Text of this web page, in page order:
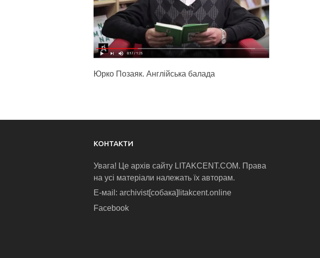
Юрко Позаяк. Англійська балада
КОНТАКТИ
Увага! Це архів сайту LITAKCENT.COM. Права
на усі матеріали належать їх авторам.
E-маіl: archivist[собака]litakcent.online
Facebook